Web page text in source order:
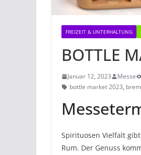
FREIZEIT & UNTERHALTUNG
BOTTLE
Januar 12, 2023 Messe
bottle market 2023,
Spirituosen Vielfalt gibt
Rum. Der Genuss